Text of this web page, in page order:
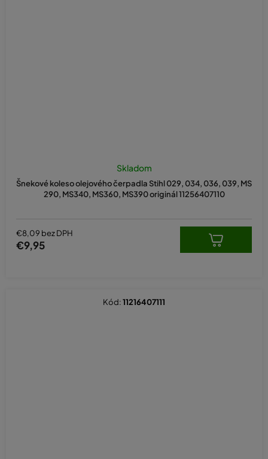
Šnekové koleso olejového čerpadla Stihl 029, 034, 036, 039, MS
290, MS340, MS360, MS390 originál 11256407110
Skladom
€8,09 bez DPH
€9,95
Kód:11216407111